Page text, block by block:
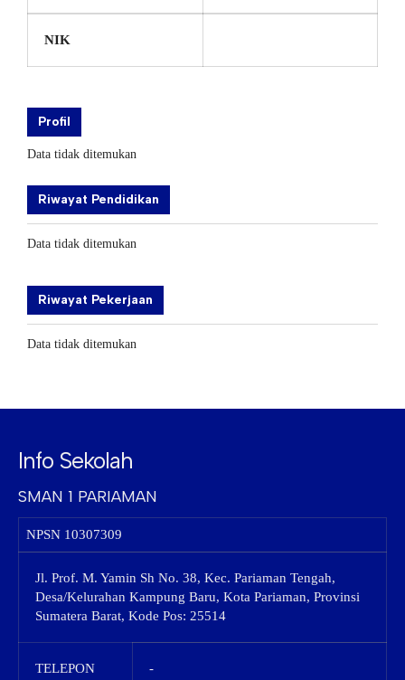
NIK
Profil
Data tidak ditemukan
Riwayat Pendidikan
Data tidak ditemukan
Riwayat Pekerjaan
Data tidak ditemukan
Info Sekolah
SMAN 1 PARIAMAN
NPSN 10307309
Jl. Prof. M. Yamin Sh No. 38, Kec. Pariaman Tengah,
Desa/Kelurahan Kampung Baru, Kota Pariaman, Provinsi
Sumatera Barat, Kode Pos: 25514
TELEPON -